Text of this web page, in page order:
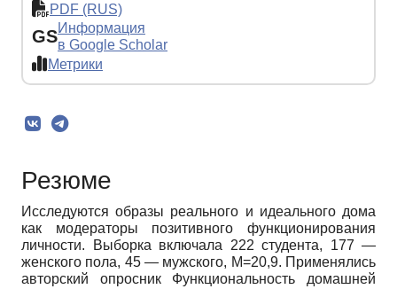
PDF (RUS)
GSИнформация
в Google Scholar
Метрики
Резюме
Исследуются образы реального и идеального дома
как модераторы позитивного функционирования
личности. Выборка включала 222 студента, 177 —
женского пола, 45 — мужского, М=20,9. Применялись
авторский опросник Функциональность домашней